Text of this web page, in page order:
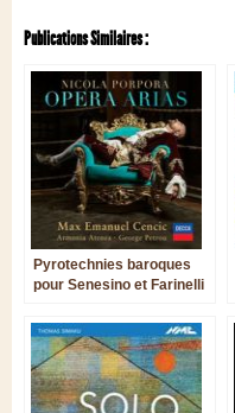
Publications Similaires :
Pyrotechnies baroques
pour Senesino et Farinelli